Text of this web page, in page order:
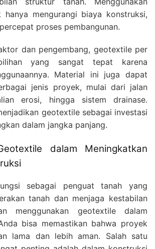
mengurangi biaya konstruksi,
proses pembangunan.
dan pengembang, geotextile per
yang sangat tepat karena
Material ini juga dapat
jenis proyek, mulai dari jalan
erosi, hingga sistem drainase.
geotextile sebagai investasi
dalam jangka panjang.
dalam Meningkatkan
sebagai penguat tanah yang
tanah dan menjaga kestabilan
menggunakan geotextile dalam
bisa memastikan bahwa proyek
lama dan lebih aman. Salah satu